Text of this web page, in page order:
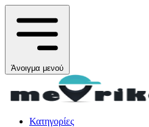
Άνοιγμα μενού
Κατηγορίες